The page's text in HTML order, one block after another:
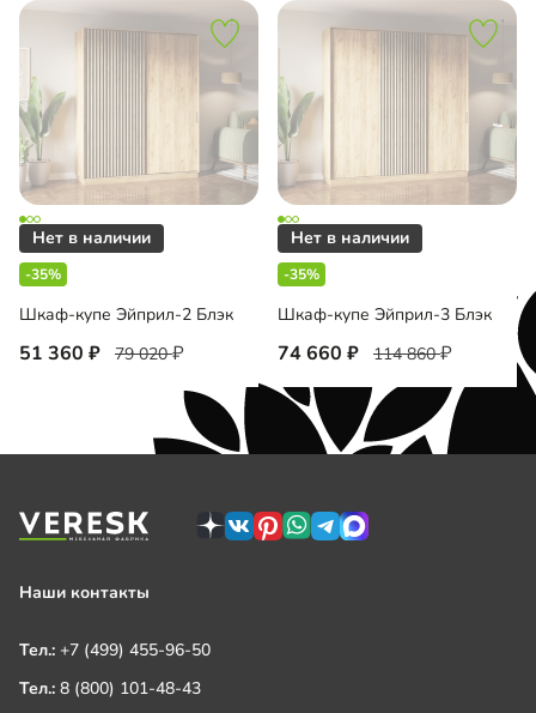
-35%
Шкаф-купе Эйприл-2 Блэк
51 360 79 020
-35%
Шкаф-купе Эйприл-3 Блэк
74 660 114 860
Наши контакты
Тел.: +7 (499) 455-96-50
Тел.: 8 (800) 101-48-43